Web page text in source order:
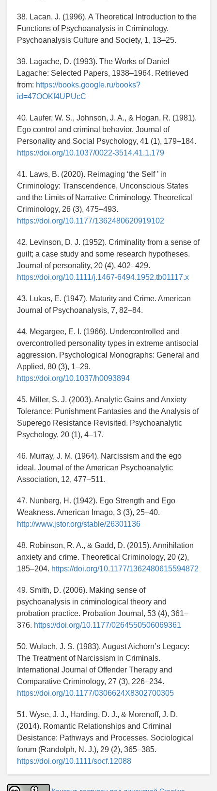
38. Lacan, J. (1996). A Theoretical Introduction to the
Functions of Psychoanalysis in Criminology.
Psychoanalysis Culture and Society, 1, 13–25.
39. Lagache, D. (1993). The Works of Daniel
Lagache: Selected Papers, 1938–1964. Retrieved
from: https://books.google.ru/books?
id=47OOKf4UPUcC
40. Laufer, W. S., Johnson, J. A., & Hogan, R. (1981).
Ego control and criminal behavior. Journal of
Personality and Social Psychology, 41 (1), 179–184.
https://doi.org/10.1037/0022-3514.41.1.179
41. Laws, B. (2020). Reimaging ‘the Self ’ in
Criminology: Transcendence, Unconscious States
and the Limits of Narrative Criminology. Theoretical
Criminology, 26 (3), 475–493.
https://doi.org/10.1177/1362480620919102
42. Levinson, D. J. (1952). Criminality from a sense of
guilt; a case study and some research hypotheses.
Journal of personality, 20 (4), 402–429.
https://doi.org/10.1111/j.1467-6494.1952.tb01117.x
43. Lukas, E. (1947). Maturity and Crime. American
Journal of Psychoanalysis, 7, 82–84.
44. Megargee, E. I. (1966). Undercontrolled and
overcontrolled personality types in extreme antisocial
aggression. Psychological Monographs: General and
Applied, 80 (3), 1–29.
https://doi.org/10.1037/h0093894
45. Miller, S. J. (2003). Analytic Gains and Anxiety
Tolerance: Punishment Fantasies and the Analysis of
Superego Resistance Revisited. Psychoanalytic
Psychology, 20 (1), 4–17.
46. Murray, J. M. (1964). Narcissism and the ego
ideal. Journal of the American Psychoanalytic
Association, 12, 477–511.
47. Nunberg, H. (1942). Ego Strength and Ego
Weakness. American Imago, 3 (3), 25–40.
http://www.jstor.org/stable/26301136
48. Robinson, R. A., & Gadd, D. (2015). Annihilation
anxiety and crime. Theoretical Criminology, 20 (2),
185–204. https://doi.org/10.1177/1362480615594872
49. Smith, D. (2006). Making sense of
psychoanalysis in criminological theory and
probation practice. Probation Journal, 53 (4), 361–
376. https://doi.org/10.1177/0264550506069361
50. Wulach, J. S. (1983). August Aichorn’s Legacy:
The Treatment of Narcissism in Criminals.
International Journal of Offender Therapy and
Comparative Criminology, 27 (3), 226–234.
https://doi.org/10.1177/0306624X8302700305
51. Wyse, J. J., Harding, D. J., & Morenoff, J. D.
(2014). Romantic Relationships and Criminal
Desistance: Pathways and Processes. Sociological
forum (Randolph, N. J.), 29 (2), 365–385.
https://doi.org/10.1111/socf.12088